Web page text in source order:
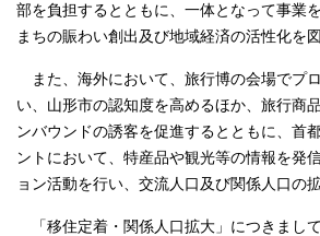
部を負担するとともに、一体となって事業
まちの賑わい創出及び地域経済の活性化を図
また、海外において、旅行博の会場でプ
い、山形市の認知度を高めるほか、旅行商
ンバウンドの誘客を促進するとともに、首
ントにおいて、特産品や観光等の情報を発
ョン活動を行い、交流人口及び関係人口の
「移住定着・関係人口拡大」につきまし